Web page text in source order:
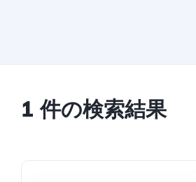
1 件の検索結果